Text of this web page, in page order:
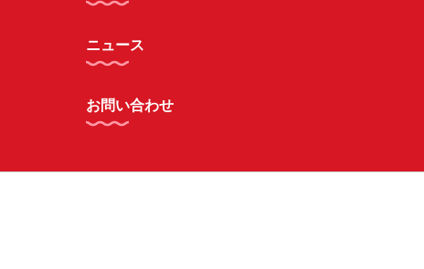
ニュース
お問い合わせ